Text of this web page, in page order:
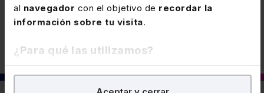
al navegador con el objetivo de recordar la
información sobre tu visita.
¿Para qué las utilizamos?
En Lefebvre utilizamos las cookies confines